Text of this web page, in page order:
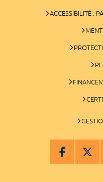
ACCESSIBILITÉ :